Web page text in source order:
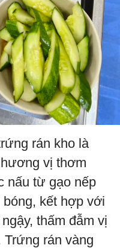
rán kho là
vị thơm
nấu từ gạo nếp
kết hợp với
thấm đẫm vị
rán vàng